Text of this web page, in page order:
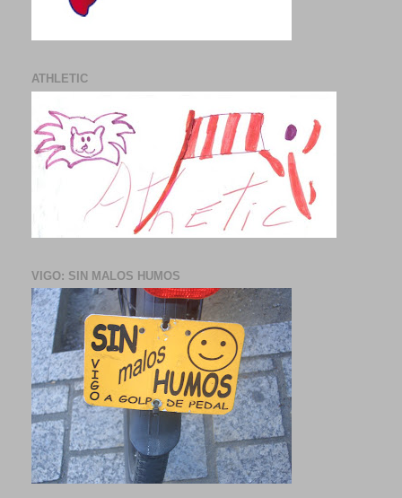
ATHLETIC
VIGO: SIN MALOS HUMOS